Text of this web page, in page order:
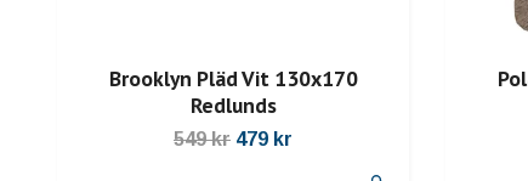
Brooklyn Pläd Vit 130x170
Redlunds
549 kr 479 kr